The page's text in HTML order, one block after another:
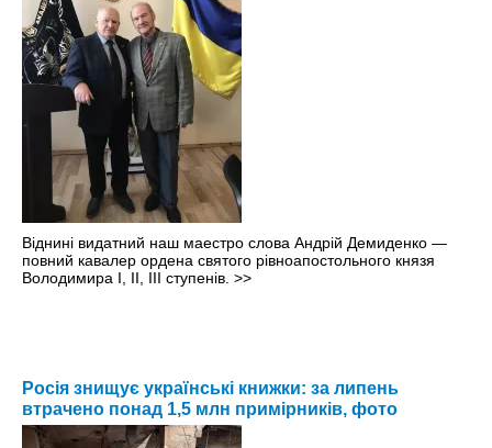
Віднині видатний наш маестро слова Андрій Демиденко —
повний кавалер ордена святого рівноапостольного князя
Володимира І, ІІ, ІІІ ступенів. >>
Росія знищує українські книжки: за липень
втрачено понад 1,5 млн примірників, фото